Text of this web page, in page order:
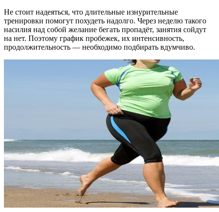
Не стоит надеяться, что длительные изнурительные
тренировки помогут похудеть надолго. Через неделю такого
насилия над собой желание бегать пропадёт, занятия сойдут
на нет. Поэтому график пробежек, их интенсивность,
продолжительность — необходимо подбирать вдумчиво.